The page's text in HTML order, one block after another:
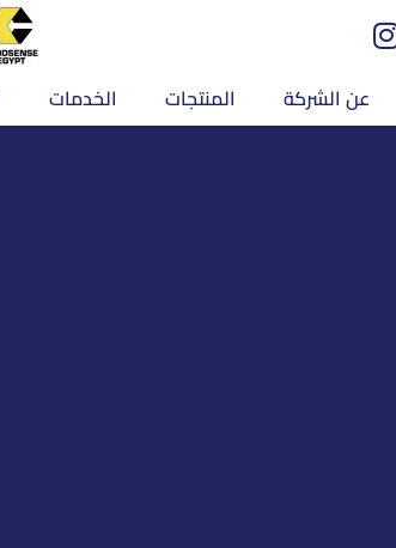
عن الشركة المنتجات الخدمات